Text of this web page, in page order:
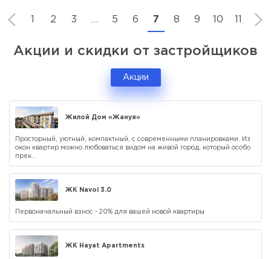
1 2 3 … 5 6 7 8 9 10 11
Акции и скидки от застройщиков
Акции
Жилой Дом «Жануя»
Просторный, уютный, компактный, с современными планировками. Из
окон квартир можно любоваться видом на живой город, который особо
прек...
ЖК Navoi 3.0
Первоначальный взнос - 20% для вашей новой квартиры
ЖК Hayat Apartments